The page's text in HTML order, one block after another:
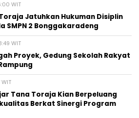
WIT
Jatuhkan Hukuman Disiplin
SMPN 2 Bonggakaradeng
WIT
Proyek, Gedung Sekolah Rakyat
Tana Toraja Kian Berpeluang
Berkat Sinergi Program